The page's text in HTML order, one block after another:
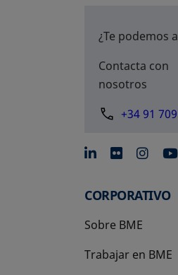
¿Te podemos
Contacta con
nosotros
+34 91
se abre
se se
CORPORATIVO
Sobre BME
Trabajar en BME